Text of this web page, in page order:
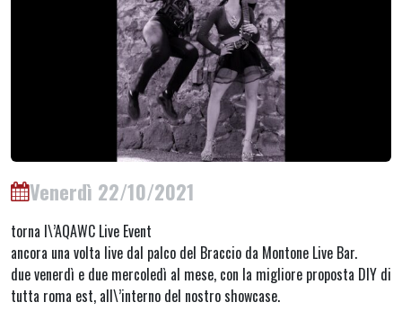
Venerdì 22/10/2021
torna l\’AQAWC Live Event
ancora una volta live dal palco del Braccio da Montone Live Bar.
due venerdì e due mercoledì al mese, con la migliore proposta DIY di
tutta roma est, all\’interno del nostro showcase.